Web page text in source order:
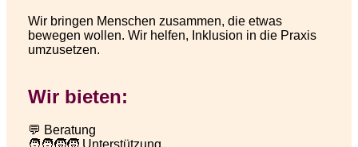
Wir bringen Menschen zusammen, die etwas
bewegen wollen. Wir helfen, Inklusion in die Praxis
umzusetzen.
Wir bieten:
💬 Beratung
🧑‍🧑‍🧒‍🧒 Unterstützung